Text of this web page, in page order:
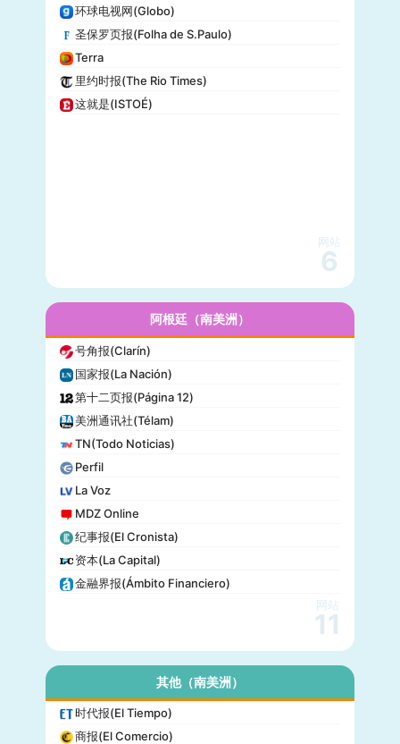
纽约客(New Yorker)
娱乐周刊(Entertainment Weekly)
芝加哥论坛报(Chicago Tribune)
财富(Fortune)
纽约每日新闻(New York Daily News)
迈阿密先驱报(Miami Herald)
环球电视网(Globo)
圣保罗页报(Folha de S.Paulo)
Terra
里约时报(The Rio Times)
这就是(ISTOÉ)
网站
6
阿根廷（南美洲）
号角报(Clarín)
国家报(La Nación)
第十二页报(Página 12)
美洲通讯社(Télam)
TN(Todo Noticias)
Perfil
La Voz
MDZ Online
纪事报(El Cronista)
资本(La Capital)
金融界报(Ámbito Financiero)
网站
11
其他（南美洲）
时代报(El Tiempo)
商报(El Comercio)